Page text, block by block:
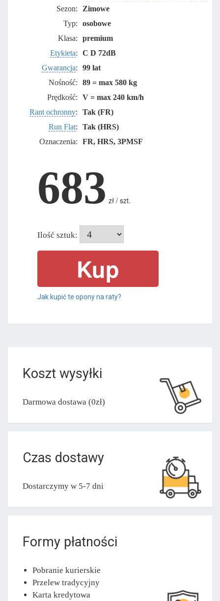
Sezon:
Zimowe
Typ:
osobowe
Klasa:
premium
Etykieta:
C D 72dB
Gwarancja:
99 lat
Nośność:
89 = max 580 kg
Prędkość:
V = max 240 km/h
Rant ochronny:
Tak (FR)
Run Flat:
Tak (HRS)
Oznaczenia:
FR, HRS, 3PMSF
683 zł / szt.
Ilość sztuk:
Jak kupić te opony na raty?
Koszt wysyłki
Darmowa dostawa (0zł)
Czas dostawy
Dostarczymy w 5-7 dni
Formy płatności
Pobranie kurierskie
Przelew tradycyjny
Karta kredytowa